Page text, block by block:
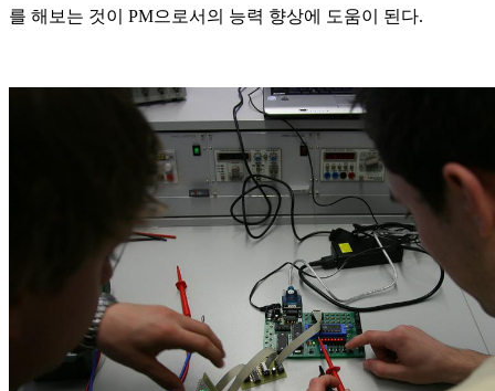
를 해보는 것이 PM으로서의 능력 향상에 도움이 된다.